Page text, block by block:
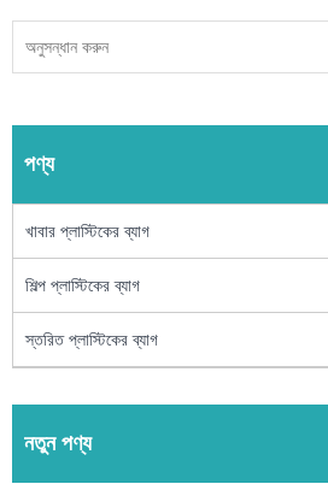
পণ্য
খাবার প্লাস্টিকের ব্যাগ
শিল্প প্লাস্টিকের ব্যাগ
স্তরিত প্লাস্টিকের ব্যাগ
নতুন পণ্য